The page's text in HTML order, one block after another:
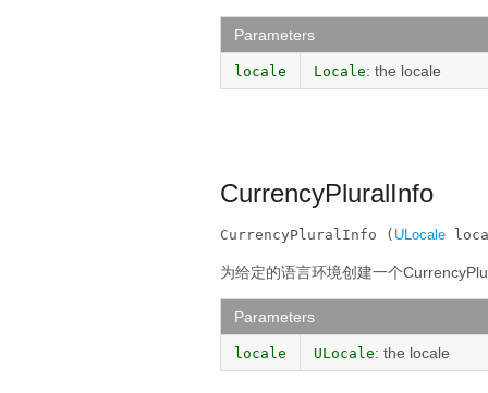
Parameters
locale Locale: the locale
CurrencyPluralInfo
CurrencyPluralInfo ( ULocale
为给定的语言环境创建一个
Parameters
locale ULocale: the locale